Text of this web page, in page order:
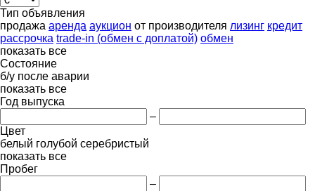
Тип объявления
продажа аренда аукцион от производителя лизинг кредит
рассрочка trade-in (обмен с доплатой) обмен
показать все
Состояние
б/у после аварии
показать все
Год выпуска
–
Цвет
белый голубой серебристый
показать все
Пробег
–